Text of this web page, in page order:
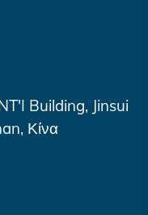
Building, Jinsui
Κίνα